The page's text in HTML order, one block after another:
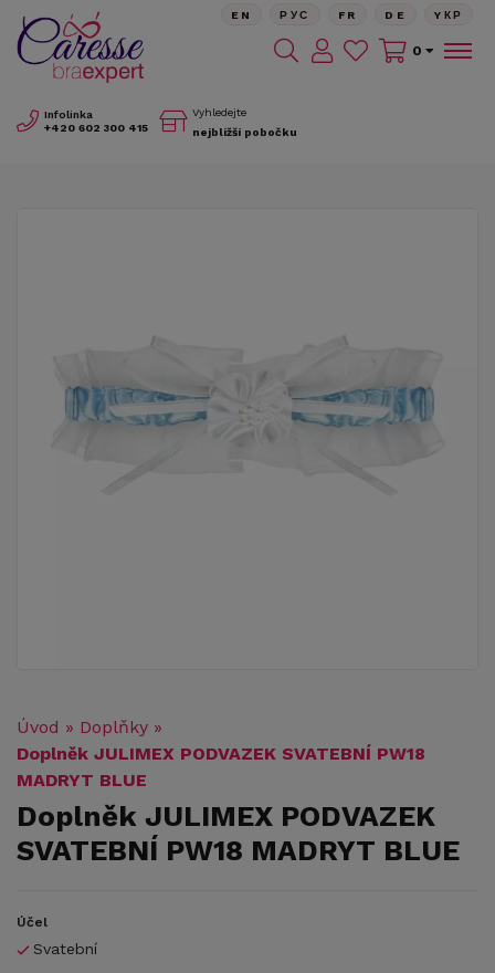
Infolinka
+420 602 300 415
Vyhledejte
nejbližší pobočku
EN РУС FR DE YКР
0
Úvod » Doplňky »
Doplněk JULIMEX PODVAZEK SVATEBNÍ PW18
MADRYT BLUE
Doplněk JULIMEX PODVAZEK
SVATEBNÍ PW18 MADRYT BLUE
Účel
Svatební